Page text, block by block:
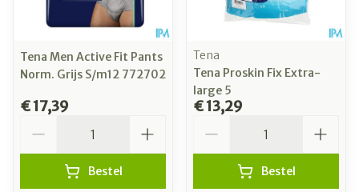
Tena Men Active Fit Pants
Norm. Grijs S/m12 772702
€ 17,39
Bestel
Tena
Tena Proskin Fix Extra-
large 5
€ 13,29
Bestel